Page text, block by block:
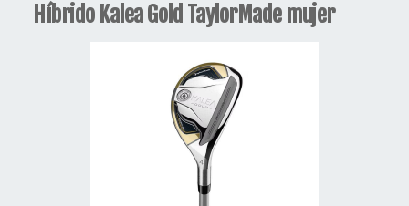
Híbrido Kalea Gold TaylorMade mujer